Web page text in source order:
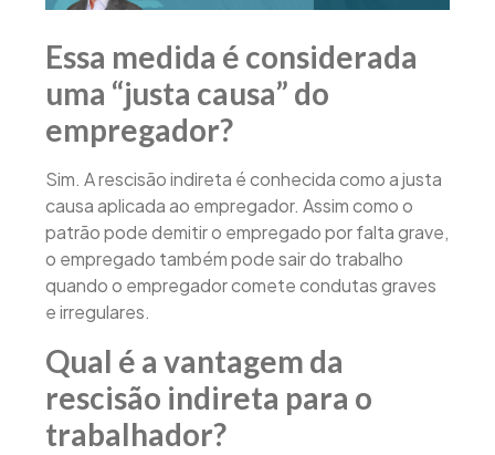
Essa medida é considerada
uma “justa causa” do
empregador?
Sim. A rescisão indireta é conhecida como a justa
causa aplicada ao empregador. Assim como o
patrão pode demitir o empregado por falta grave,
o empregado também pode sair do trabalho
quando o empregador comete condutas graves
e irregulares.
Qual é a vantagem da
rescisão indireta para o
trabalhador?